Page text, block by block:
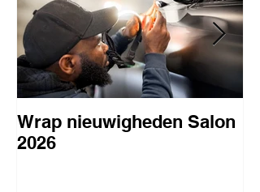
Wrap nieuwigheden Salon
2026